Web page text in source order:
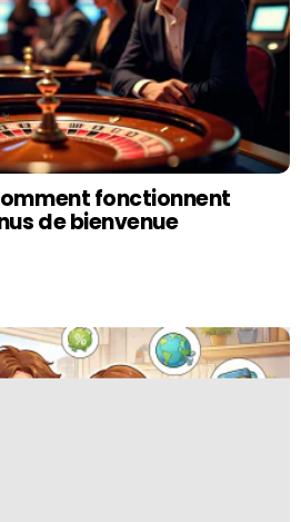
fonctionnent
de bienvenue